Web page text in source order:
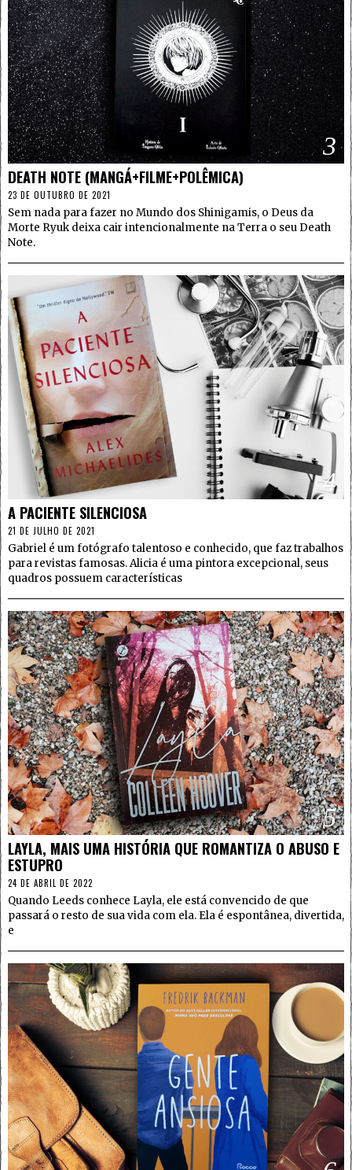
3
DEATH NOTE (MANGÁ+FILME+POLÊMICA)
23 DE OUTUBRO DE 2021
Sem nada para fazer no Mundo dos Shinigamis, o Deus da
Morte Ryuk deixa cair intencionalmente na Terra o seu Death
Note.
4
A PACIENTE SILENCIOSA
21 DE JULHO DE 2021
Gabriel é um fotógrafo talentoso e conhecido, que faz trabalhos
para revistas famosas. Alicia é uma pintora excepcional, seus
quadros possuem características
5
LAYLA, MAIS UMA HISTÓRIA QUE ROMANTIZA O ABUSO E
ESTUPRO
24 DE ABRIL DE 2022
Quando Leeds conhece Layla, ele está convencido de que
passará o resto de sua vida com ela. Ela é espontânea, divertida,
e